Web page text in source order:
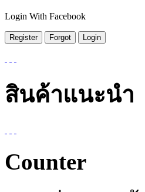
Login With Facebook
สินค้าแนะนำ
Counter